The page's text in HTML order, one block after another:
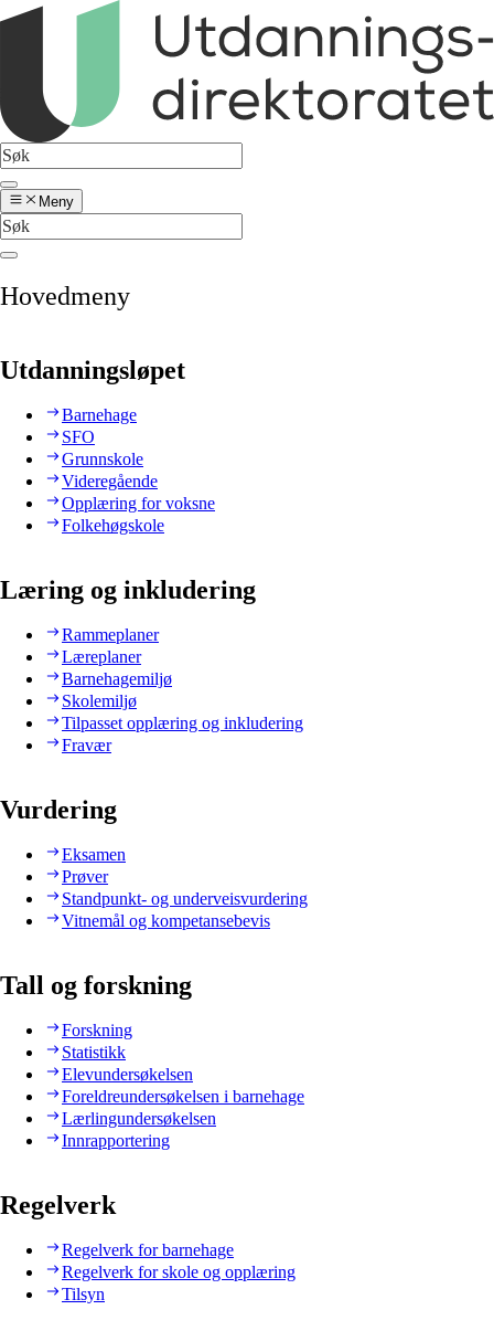
Meny
Hovedmeny
Utdanningsløpet
Barnehage
SFO
Grunnskole
Videregående
Opplæring for voksne
Folkehøgskole
Læring og inkludering
Rammeplaner
Læreplaner
Barnehagemiljø
Skolemiljø
Tilpasset opplæring og inkludering
Fravær
Vurdering
Eksamen
Prøver
Standpunkt- og underveisvurdering
Vitnemål og kompetansebevis
Tall og forskning
Forskning
Statistikk
Elevundersøkelsen
Foreldreundersøkelsen i barnehage
Lærlingundersøkelsen
Innrapportering
Regelverk
Regelverk for barnehage
Regelverk for skole og opplæring
Tilsyn